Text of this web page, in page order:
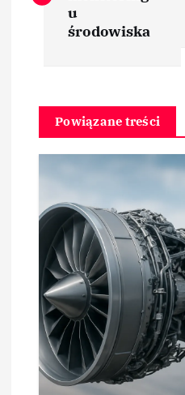
g
a
c
a
w
p
u
środowiska
Powiązane treści